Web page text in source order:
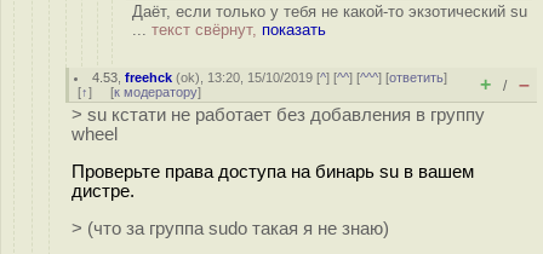
Даёт, если только у тебя не какой-то экзотический su
... текст свёрнут, показать
4.53 ,freehck (ok), 13:20, 15/10/2019 [^] [^^] [^^^] [ответить]
[↑] [к модератору] + / –
> su кстати не работает без добавления в группу
wheel
Проверьте права доступа на бинарь su в вашем
дистре.
> (что за группа sudo такая я не знаю)